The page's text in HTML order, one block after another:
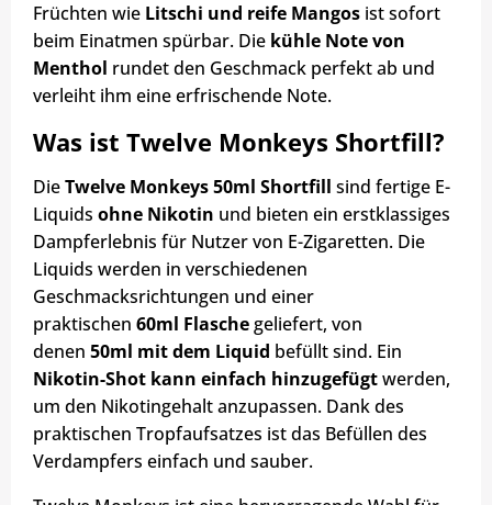
Früchten wie Litschi und reife Mangos ist sofort
beim Einatmen spürbar. Die kühle Note von
Menthol rundet den Geschmack perfekt ab und
verleiht ihm eine erfrischende Note.
Was ist Twelve Monkeys Shortfill?
DieTwelve Monkeys 50ml Shortfill sind fertige E-
Liquids ohne Nikotin und bieten ein erstklassiges
Dampferlebnis für Nutzer von E-Zigaretten. Die
Liquids werden in verschiedenen
Geschmacksrichtungen und einer
praktischen 60ml Flaschegeliefert, von
denen 50ml mit dem Liquid befüllt sind. Ein
Nikotin-Shot kann einfach hinzugefügtwerden,
um den Nikotingehalt anzupassen. Dank des
praktischen Tropfaufsatzes ist das Befüllen des
Verdampfers einfach und sauber.